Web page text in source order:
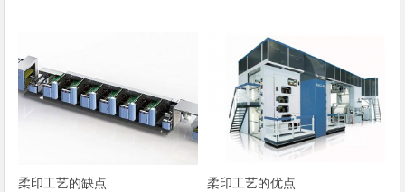
柔印工艺的缺点 柔印工艺的优点